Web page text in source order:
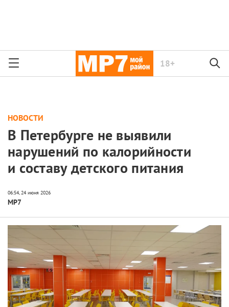
18+
НОВОСТИ
В Петербурге не выявили
нарушений по калорийности
и составу детского питания
МР7